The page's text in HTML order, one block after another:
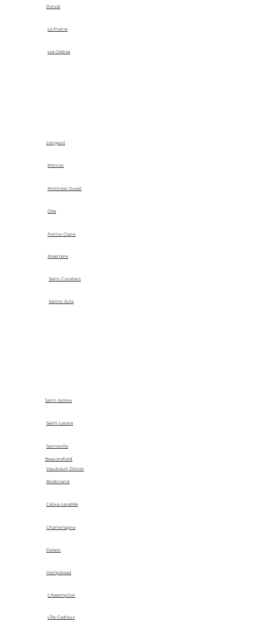
Dorval
La Prairie
Les Cèdres
Longeuil
Mercier
Montréal-Ouest
Oka
Pointe-Claire
Rosemère
Saint-Constant
Sainte-Julie
Saint-Isidore
Saint-Lazare
Senneville
Vaudreuil-Dorion
Beaconsfield
Boisbriand
Calixa-Lavallée
Charlemagne
Delson
Hampstead
L'Assomption
L'Île-Cadieux